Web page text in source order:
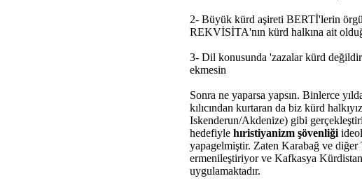
2- Büyük kürd aşireti BERTİ'lerin
REKVİSİTA'nın kürd halkına ait
3- Dil konusunda 'zazalar kürd
ekmesin
Sonra ne yaparsa yapsın. Binlerce
kılıcından kurtaran da biz kürd
Iskenderun/Akdenize) gibi
hedefiyle hıristiyanizm şövenliği
yapagelmiştir. Zaten Karabağ ve
ermenileştiriyor ve Kafkasya
uygulamaktadır.